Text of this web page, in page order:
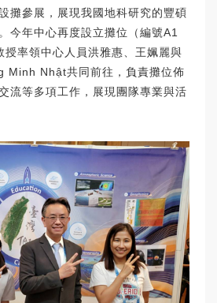
攤參展，展現我國地科研究的豐碩
今年中心再度設立攤位（編號A1
授率領中心人員洪雅惠、王姵麗與
Minh Nhật共同前往，負責攤位佈
流等多項工作，展現團隊專業與活